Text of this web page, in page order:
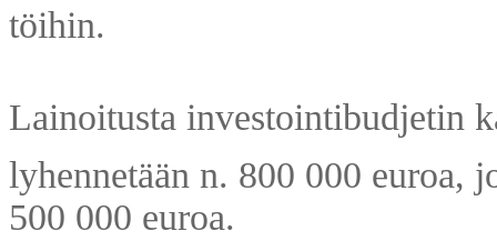
töihin.
Lainoitusta investointibudjetin
lyhennetään n. 800 000 euroa,
500 000 euroa.